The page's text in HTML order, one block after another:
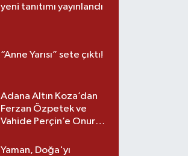
yeni tanıtımı yayınlandı
“Anne Yarısı” sete çıktı!
Adana Altın Koza’dan
Ferzan Özpetek ve
Vahide Perçin’e Onur
Yaman, Doğa'yı